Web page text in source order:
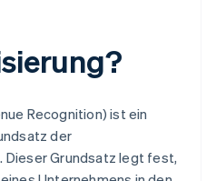
Recognition) ist ein
der
Dieser Grundsatz legt fest,